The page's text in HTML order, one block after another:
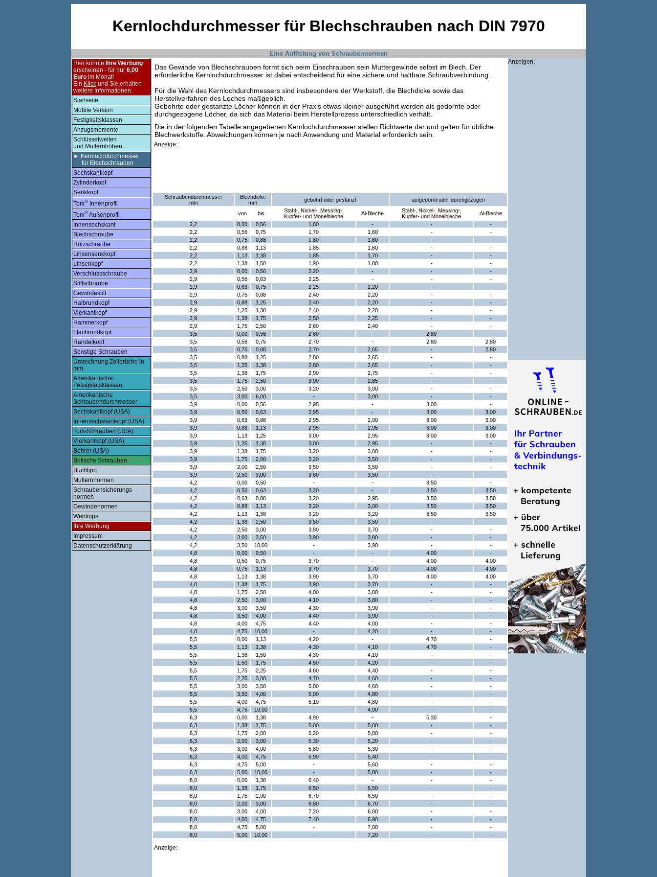
Kernlochdurchmesser für Blechschrauben nach DIN 7970
Eine Auflistung von Schraubennormen
Hier könnte
Ihre Werbung
erscheinen - für nur 6,00
Euro im Monat!
Ein Klick und Sie erhalten
weitere Informationen.
Startseite
Mobile Version
Festigkeitsklassen
Anzugsmomente
Schlüsselweiten
und Mutternhöhen
► Kernlochdurchmesser
für Blechschrauben
Sechskantkopf
Zylinderkopf
Senkkopf
Torx®Innenprofil
Torx®Außenprofil
Innensechskant
Blechschraube
Holzschraube
Linsensenkkopf
Linsenkopf
Verschlussschraube
Stiftschraube
Gewindestift
Halbrundkopf
Vierkantkopf
Hammerkopf
Flachrundkopf
Rändelkopf
Sonstige Schrauben
Umrechnung Zollbrüche in
mm
Amerikanische
Festigkeitsklassen
Amerikanische
Schraubendurchmesser
Sechskantkopf (USA)
Innensechskantkopf (USA)
Torx-Schrauben (USA)
Vierkantkopf (USA)
Bohrer (USA)
Britische Schrauben
Buchtipp
Mutternnormen
Schraubensicherungs-
normen
Gewindenormen
Webtipps
Ihre Werbung
Impressum
Datenschutzerklärung
Das Gewinde von Blechschrauben formt sich beim Einschrauben sein Muttergewinde selbst im Blech. Der
erforderliche Kernlochdurchmesser ist dabei entscheidend für eine sichere und haltbare Schraubverbindung.
Für die Wahl des Kernlochdurchmessers sind insbesondere der Werkstoff, die Blechdicke sowie das
Herstellverfahren des Loches maßgeblich.
Gebohrte oder gestanzte Löcher können in der Praxis etwas kleiner ausgeführt werden als gedornte oder
durchgezogene Löcher, da sich das Material beim Herstellprozess unterschiedlich verhält.
Die in der folgenden Tabelle angegebenen Kernlochdurchmesser stellen Richtwerte dar und gelten für übliche
Blechwerkstoffe. Abweichungen können je nach Anwendung und Material erforderlich sein.
Anzeige:
Schraubendurchmesser
mm
Blechdicke
mm
gebohrt oder gestanzt aufgedornt oder durchgezogen
von bis
Stahl-, Nickel-, Messing-,
Kupfer- und Monelbleche
Al-Bleche
Stahl-, Nickel-, Messing-,
Kupfer- und Monelbleche
Al-Bleche
2,2
0,00 0,56 1,60 - -
-
2,2
0,56 0,75 1,70 1,60 -
-
2,2
0,75 0,88 1,80 1,60 -
-
2,2
0,88 1,13 1,85 1,60 -
-
2,2
1,13 1,38 1,85 1,70 -
-
2,2
1,38 1,50 1,90 1,80 -
-
2,9
0,00 0,56 2,20 - -
-
2,9
0,56 0,63 2,25 - -
-
2,9
0,63 0,75 2,25 2,20 -
-
2,9
0,75 0,88 2,40 2,20 -
-
2,9
0,88 1,25 2,40 2,20 -
-
2,9
1,25 1,38 2,40 2,20 -
-
2,9
1,38 1,75 2,50 2,25 -
-
2,9
1,75 2,50 2,60 2,40 -
-
3,5
0,00 0,56 2,60 - 2,80
-
3,5
0,56 0,75 2,70 - 2,80
2,80
3,5
0,75 0,88 2,70 2,65 -
2,80
3,5
0,88 1,25 2,80 2,65 -
-
3,5
1,25 1,38 2,80 2,65 -
-
3,5
1,38 1,75 2,90 2,75 -
-
3,5
1,75 2,50 3,00 2,85 -
-
3,5
2,50 3,00 3,20 3,00 -
-
3,5
3,00 6,00 - 3,00 -
-
3,9
0,00 0,56 2,95 - 3,00
-
3,9
0,56 0,63 2,95 - 3,00
3,00
3,9
0,63 0,88 2,95 2,90 3,00
3,00
3,9
0,88 1,13 2,95 2,95 3,00
3,00
3,9
1,13 1,25 3,00 2,95 3,00
3,00
3,9
1,25 1,38 3,00 2,95 -
-
3,9
1,38 1,75 3,20 3,00 -
-
3,9
1,75 2,00 3,20 3,50 -
-
3,9
2,00 2,50 3,50 3,50 -
-
3,9
2,50 3,00 3,60 3,50 -
-
4,2
0,00 0,50 - - 3,50
-
4,2
0,50 0,63 3,20 - 3,50
3,50
4,2
0,63 0,88 3,20 2,95 3,50
3,50
4,2
0,88 1,13 3,20 3,00 3,50
3,50
4,2
1,13 1,38 3,20 3,20 3,50
3,50
4,2
1,38 2,50 3,50 3,50 -
-
4,2
2,50 3,00 3,80 3,70 -
-
4,2
3,00 3,50 3,90 3,80 -
-
4,2
3,50 10,00 - 3,90 -
-
4,8
0,00 0,50 - - 4,00
-
4,8
0,50 0,75 3,70 - 4,00
4,00
4,8
0,75 1,13 3,70 3,70 4,00
4,00
4,8
1,13 1,38 3,90 3,70 4,00
4,00
4,8
1,38 1,75 3,90 3,70 -
-
4,8
1,75 2,50 4,00 3,80 -
-
4,8
2,50 3,00 4,10 3,80 -
-
4,8
3,00 3,50 4,30 3,90 -
-
4,8
3,50 4,00 4,40 3,90 -
-
4,8
4,00 4,75 4,40 4,00 -
-
4,8
4,75 10,00 - 4,20 -
-
5,5
0,00 1,13 4,20 - 4,70
-
5,5
1,13 1,38 4,30 4,10 4,70
-
5,5
1,38 1,50 4,30 4,10 -
-
5,5
1,50 1,75 4,50 4,20 -
-
5,5
1,75 2,25 4,60 4,40 -
-
5,5
2,25 3,00 4,70 4,60 -
-
5,5
3,00 3,50 5,00 4,60 -
-
5,5
3,50 4,00 5,00 4,80 -
-
5,5
4,00 4,75 5,10 4,80 -
-
5,5
4,75 10,00 - 4,90 -
-
6,3
0,00 1,38 4,90 - 5,30
-
6,3
1,38 1,75 5,00 5,00 -
-
6,3
1,75 2,00 5,20 5,00 -
-
6,3
2,00 3,00 5,30 5,20 -
-
6,3
3,00 4,00 5,80 5,30 -
-
6,3
4,00 4,75 5,90 5,40 -
-
6,3
4,75 5,00 - 5,60 -
-
6,3
5,00 10,00 - 5,80 -
-
8,0
0,00 1,38 6,40 - -
-
8,0
1,38 1,75 6,50 6,50 -
-
8,0
1,75 2,00 6,70 6,50 -
-
8,0
2,00 3,00 6,80 6,70 -
-
8,0
3,00 4,00 7,20 6,80 -
-
8,0
4,00 4,75 7,40 6,90 -
-
8,0
4,75 5,00 - 7,00 -
-
8,0
5,00 10,00 - 7,20 - -
Anzeige:
Anzeigen: